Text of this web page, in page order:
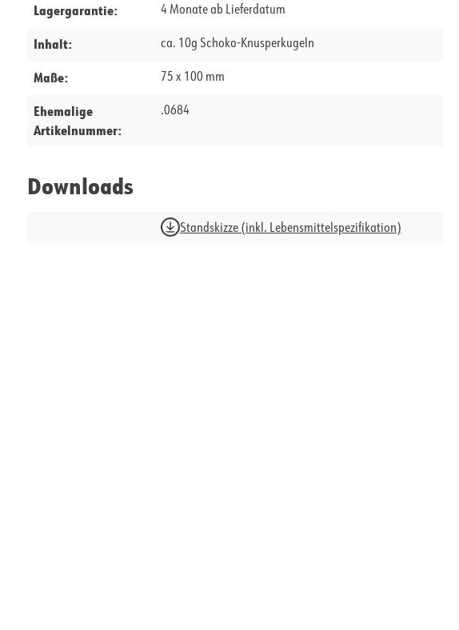
Lagergarantie: 4 Monate ab Lieferdatum
Inhalt: ca. 10g Schoko-Knusperkugeln
Maße: 75 x 100 mm
Ehemalige
Artikelnummer:
.0684
Downloads
Standskizze (inkl. Lebensmittelspezifikation)